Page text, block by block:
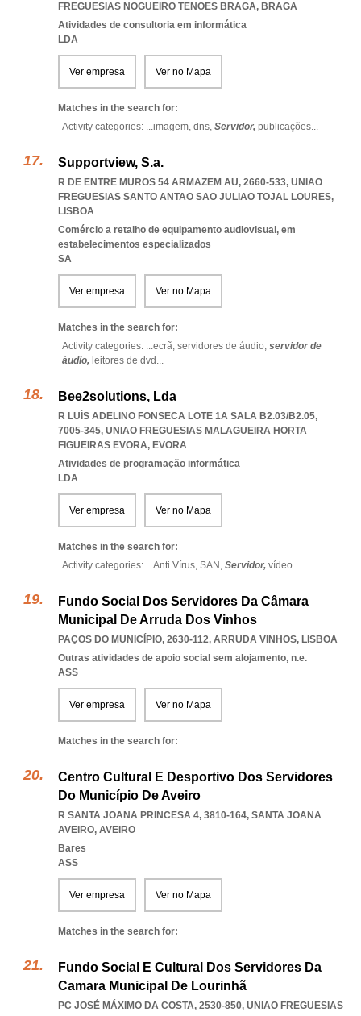
FREGUESIAS NOGUEIRO TENOES BRAGA, BRAGA
Atividades de consultoria em informática
LDA
Ver empresa Ver no Mapa
Matches in the search for:
Activity categories: ...imagem, dns, Servidor, publicações...
Supportview, S.a.
R DE ENTRE MUROS 54 ARMAZEM AU, 2660-533, UNIAO
FREGUESIAS SANTO ANTAO SAO JULIAO TOJAL LOURES,
LISBOA
Comércio a retalho de equipamento audiovisual, em
estabelecimentos especializados
SA
Ver empresa Ver no Mapa
Matches in the search for:
Activity categories: ...ecrã, servidores de áudio, servidor de
áudio, leitores de dvd ...
Bee2solutions, Lda
R LUÍS ADELINO FONSECA LOTE 1A SALA B2.03/B2.05,
7005-345, UNIAO FREGUESIAS MALAGUEIRA HORTA
FIGUEIRAS EVORA, EVORA
Atividades de programação informática
LDA
Ver empresa Ver no Mapa
Matches in the search for:
Activity categories: ...Anti Vírus, SAN, Servidor, vídeo...
Fundo Social Dos Servidores Da Câmara
Municipal De Arruda Dos Vinhos
PAÇOS DO MUNICÍPIO, 2630-112, ARRUDA VINHOS, LISBOA
Outras atividades de apoio social sem alojamento, n.e.
ASS
Ver empresa Ver no Mapa
Matches in the search for:
Centro Cultural E Desportivo Dos Servidores
Do Município De Aveiro
R SANTA JOANA PRINCESA 4, 3810-164, SANTA JOANA
AVEIRO, AVEIRO
Bares
ASS
Ver empresa Ver no Mapa
Matches in the search for:
Fundo Social E Cultural Dos Servidores Da
Camara Municipal De Lourinhã
PC JOSÉ MÁXIMO DA COSTA, 2530-850, UNIAO FREGUESIAS